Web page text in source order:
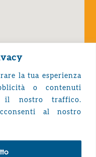
la tua esperienza
o contenuti
il nostro traffico.
al nostro